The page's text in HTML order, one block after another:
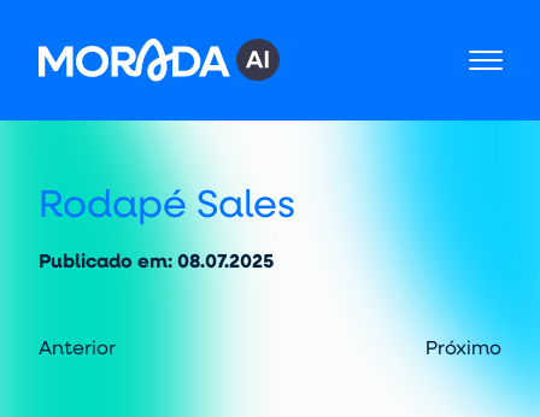
Rodapé Sales
Publicado em: 08.07.2025
Anterior Próximo